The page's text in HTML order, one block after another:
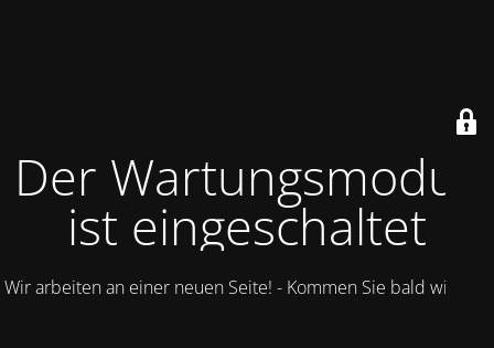
Der Wartungsmodus
ist eingeschaltet
Wir arbeiten an einer neuen Seite! - Kommen Sie bald wieder.